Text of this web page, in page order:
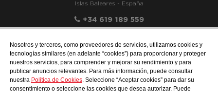
Nosotros y terceros, como proveedores de servicios, utilizamos cookies y
tecnologías similares (en adelante “cookies”) para proporcionar y proteger
nuestros servicios, para comprender y mejorar su rendimiento y para
publicar anuncios relevantes. Para más información, puede consultar
nuestra Política de Cookies. Seleccione “Aceptar cookies” para dar su
consentimiento o seleccione las cookies que desea autorizar. Puede
Islas Baleares - España
+34 619 189 559
info@motonauticallonch.com